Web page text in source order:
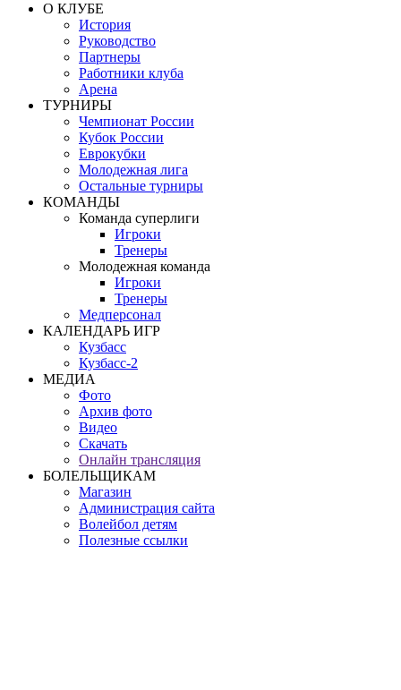
О КЛУБЕ
История
Руководство
Партнеры
Работники клуба
Арена
ТУРНИРЫ
Чемпионат России
Кубок России
Еврокубки
Молодежная лига
Остальные турниры
КОМАНДЫ
Команда суперлиги
Игроки
Тренеры
Молодежная команда
Игроки
Тренеры
Медперсонал
КАЛЕНДАРЬ ИГР
Кузбасс
Кузбасс-2
МЕДИА
Фото
Архив фото
Видео
Скачать
Онлайн трансляция
БОЛЕЛЬЩИКАМ
Магазин
Администрация сайта
Волейбол детям
Полезные ссылки